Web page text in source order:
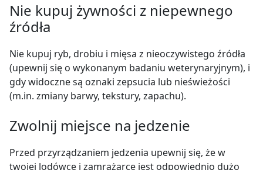
Nie kupuj żywności z niepewnego
źródła
Nie kupuj ryb, drobiu i mięsa z nieoczywistego źródła
(upewnij się o wykonanym badaniu weterynaryjnym), i
gdy widoczne są oznaki zepsucia lub nieświeżości
(m.in. zmiany barwy, tekstury, zapachu).
Zwolnij miejsce na jedzenie
Przed przyrządzaniem jedzenia upewnij się, że w
twojej lodówce i zamrażarce jest odpowiednio dużo